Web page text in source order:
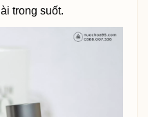
trong suốt.